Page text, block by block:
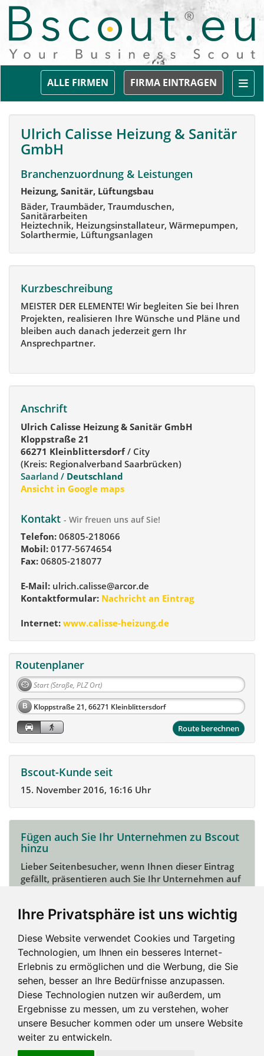
Ihre Privatsphäre ist uns wichtig
Diese Website verwendet Cookies und Targeting
Technologien, um Ihnen ein besseres Internet-
Erlebnis zu ermöglichen und die Werbung, die Sie
sehen, besser an Ihre Bedürfnisse anzupassen.
Diese Technologien nutzen wir außerdem, um
Ergebnisse zu messen, um zu verstehen, woher
unsere Besucher kommen oder um unsere Website
weiter zu entwickeln.
FIRMA EINTRAGEN
ALLE FIRMEN
Ulrich Calisse Heizung & Sanitär
GmbH
Branchenzuordnung & Leistungen
Heizung, Sanitär, Lüftungsbau
Bäder, Traumbäder, Traumduschen,
Sanitärarbeiten
Heiztechnik, Heizungsinstallateur, Wärmepumpen,
So­lar­ther­mie, Lüftungsanlagen
Kurzbeschreibung
MEISTER DER ELEMENTE! Wir begleiten Sie bei Ihren
Projekten, realisieren Ihre Wünsche und Pläne und
bleiben auch danach jederzeit gern Ihr
Ansprechpartner.
Anschrift
Ulrich Calisse Heizung & Sanitär GmbH
Kloppstraße 21
66271 Kleinblittersdorf/ City
(Kreis: Regionalverband Saarbrücken)
Saarland / Deutschland
Ansicht in Google maps
Kontakt - Wir freuen uns auf Sie!
Telefon: 06805-218066
Mobil: 0177-5674654
Fax: 06805-218077
E-Mail: ulrich.calisse@arcor.de
Kontaktformular: Nachricht an Eintrag
Internet: www.calisse-heizung.de
Routenplaner
B
Route berechnen
Bscout-Kunde seit
15. November 2016, 16:16 Uhr
Fügen auch Sie Ihr Unternehmen zu Bscout
hinzu
Lieber Seitenbesucher, wenn Ihnen dieser Eintrag
gefällt, präsentieren auch Sie Ihr Unternehmen auf
Mein Unternehmen hinzufügen